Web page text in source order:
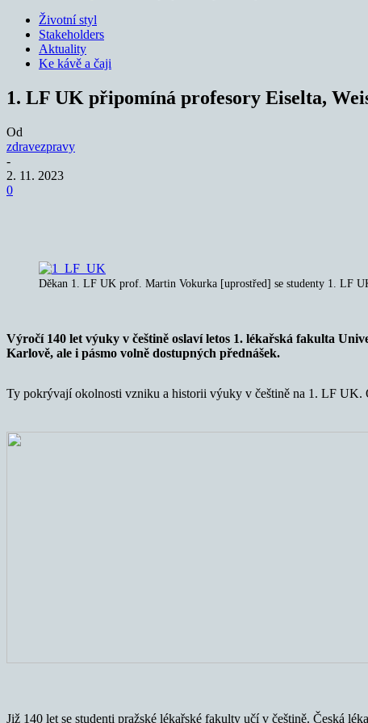
Životní styl
Stakeholders
Aktuality
Ke kávě a čaji
1. LF UK připomíná profesory Eiselta,
Od
zdravezpravy
-
2. 11. 2023
0
Děkan 1. LF UK prof. Martin Vokurka [uprostřed] se studenty 1. LF
Výročí 140 let výuky v češtině oslaví letos 1. lékařská fakulta
Karlově, ale i pásmo volně dostupných přednášek.
Ty pokrývají okolnosti vzniku a historii výuky v češtině na 1. LF UK.
Již 140 let se studenti pražské lékařské fakulty učí v češtině. Česká